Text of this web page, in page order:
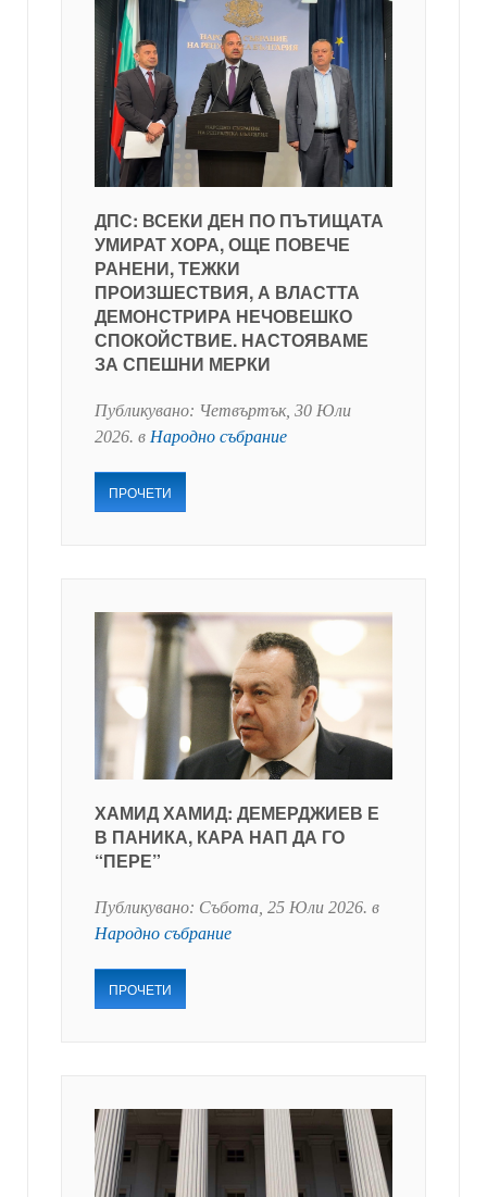
ДПС: ВСЕКИ ДЕН ПО ПЪТИЩАТА
УМИРАТ ХОРА, ОЩЕ ПОВЕЧЕ
РАНЕНИ, ТЕЖКИ
ПРОИЗШЕСТВИЯ, А ВЛАСТТА
ДЕМОНСТРИРА НЕЧОВЕШКО
СПОКОЙСТВИЕ. НАСТОЯВАМЕ
ЗА СПЕШНИ МЕРКИ
Публикувано: Четвъртък, 30 Юли
2026. в Народно събрание
ПРОЧЕТИ
ХАМИД ХАМИД: ДЕМЕРДЖИЕВ Е
В ПАНИКА, КАРА НАП ДА ГО
“ПЕРЕ”
Публикувано: Събота, 25 Юли 2026. в
Народно събрание
ПРОЧЕТИ